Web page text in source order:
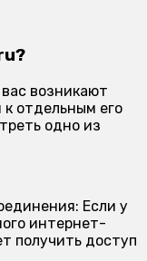
возникают
отдельным его
одно из
Если у
интернет-
получить доступ